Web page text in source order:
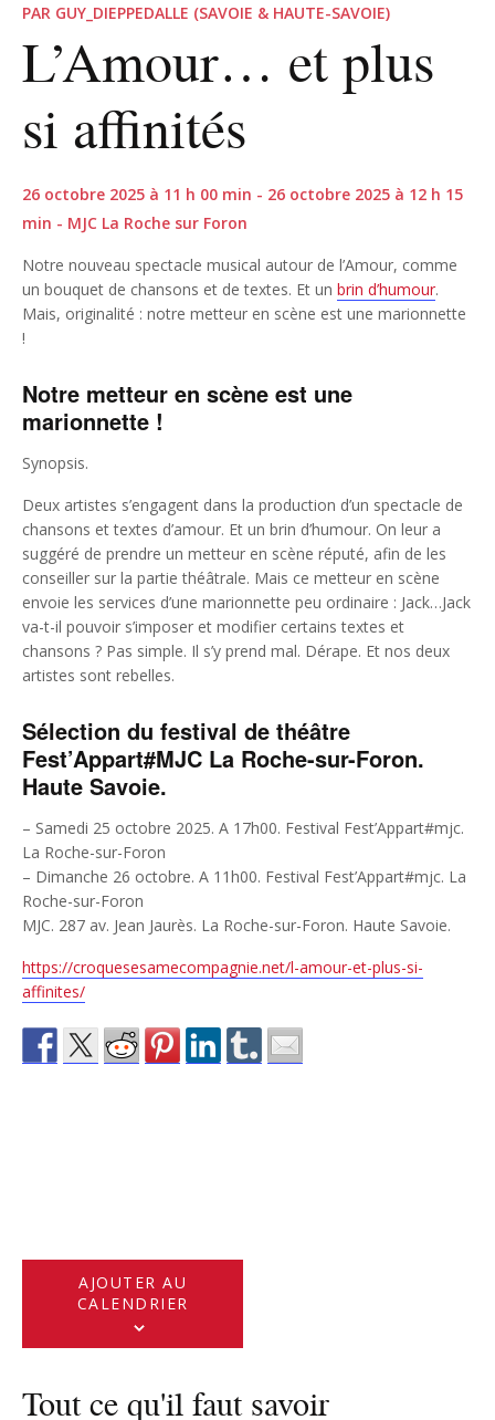
PAR GUY_DIEPPEDALLE (SAVOIE & HAUTE-SAVOIE)
L’Amour… et plus
si affinités
26 octobre 2025 à 11 h 00 min - 26 octobre 2025 à 12 h 15
min - MJC La Roche sur Foron
Notre nouveau spectacle musical autour de l’Amour, comme
un bouquet de chansons et de textes. Et un brin d’humour.
Mais, originalité : notre metteur en scène est une marionnette
!
Notre metteur en scène est une
marionnette !
Synopsis.
Deux artistes s’engagent dans la production d’un spectacle de
chansons et textes d’amour. Et un brin d’humour. On leur a
suggéré de prendre un metteur en scène réputé, afin de les
conseiller sur la partie théâtrale. Mais ce metteur en scène
envoie les services d’une marionnette peu ordinaire : Jack…Jack
va-t-il pouvoir s’imposer et modifier certains textes et
chansons ? Pas simple. Il s’y prend mal. Dérape. Et nos deux
artistes sont rebelles.
Sélection du festival de théâtre
Fest’Appart#MJC La Roche-sur-Foron.
Haute Savoie.
– Samedi 25 octobre 2025. A 17h00. Festival Fest’Appart#mjc.
La Roche-sur-Foron
– Dimanche 26 octobre. A 11h00. Festival Fest’Appart#mjc. La
Roche-sur-Foron
MJC. 287 av. Jean Jaurès. La Roche-sur-Foron. Haute Savoie.
https://croquesesamecompagnie.net/l-amour-et-plus-si-
affinites/
AJOUTER AU
CALENDRIER
Tout ce qu'il faut savoir